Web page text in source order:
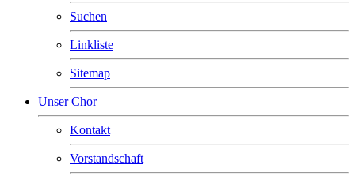
Suchen
Linkliste
Sitemap
Unser Chor
Kontakt
Vorstandschaft